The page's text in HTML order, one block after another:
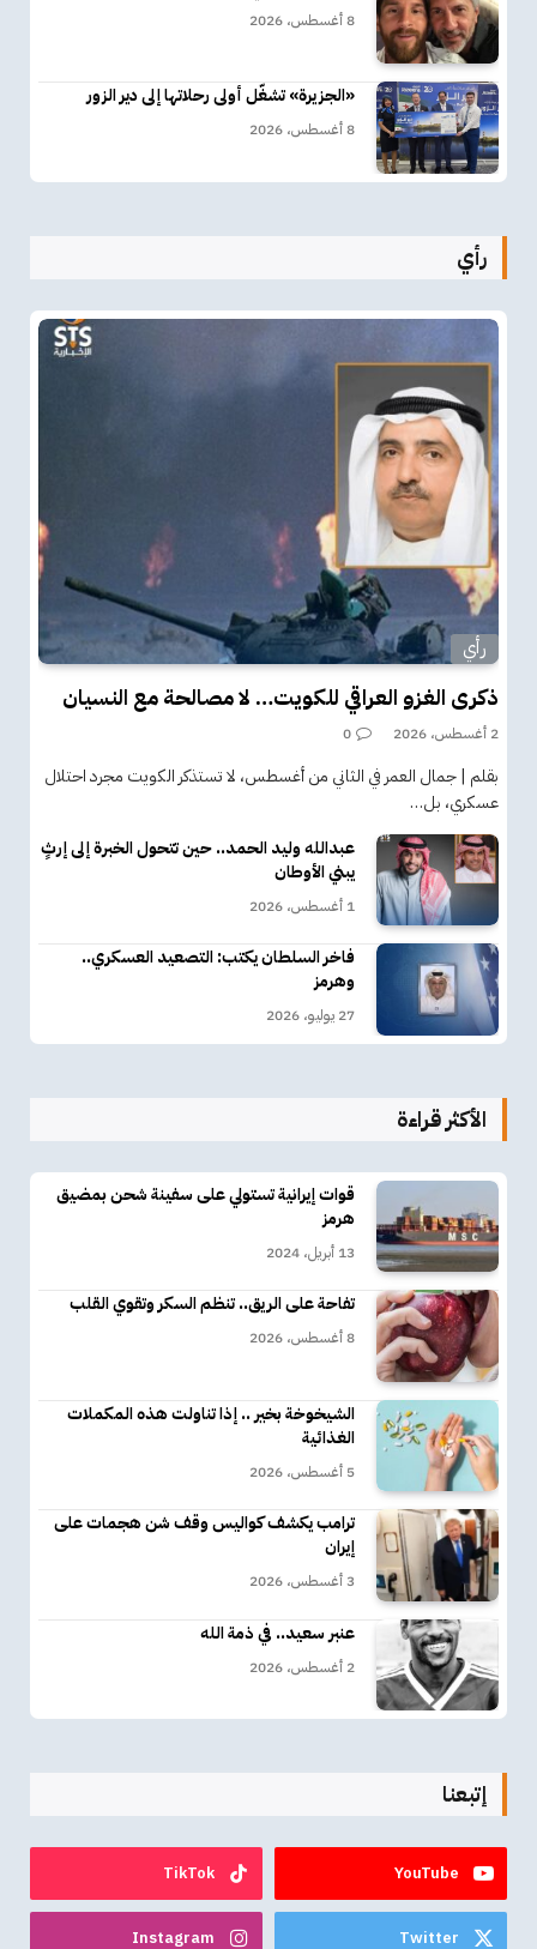
8 أغسطس، 2026
«الجزيرة» تشغّل أولى رحلاتها إلى دير الزور
8 أغسطس، 2026
رأي
رأي
ذكرى الغزو العراقي للكويت… لا مصالحة مع النسيان
2 أغسطس، 2026 0
بقلم | جمال العمر في الثاني من أغسطس، لا تستذكر الكويت مجرد احتلال
عسكري، بل…
عبدالله وليد الحمد.. حين تتحول الخبرة إلى إرثٍ
يبني الأوطان
1 أغسطس، 2026
فاخر السلطان يكتب: التصعيد العسكري..
وهرمز
27 يوليو، 2026
الأكثر قراءة
قوات إيرانية تستولي على سفينة شحن بمضيق
هرمز
13 أبريل، 2024
تفاحة على الريق.. تنظم السكر وتقوي القلب
8 أغسطس، 2026
الشيخوخة بخير .. إذا تناولت هذه المكملات
الغذائية
5 أغسطس، 2026
ترامب يكشف كواليس وقف شن هجمات على
إيران
3 أغسطس، 2026
عنبر سعيد.. في ذمة الله
2 أغسطس، 2026
إتبعنا
YouTube
TikTok
Twitter
Instagram